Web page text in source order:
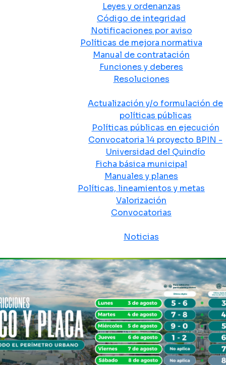
Leyes y ordenanzas
Código de integridad
Notificaciones por aviso
Políticas de mejora normativa
Manual de contratación
Funciones y deberes
Resoluciones
Actualización y/o formulación de
políticas públicas
Políticas públicas en ejecución
Convocatoria 14 proyecto BPIN -
Universidad del Quindío
Ficha básica municipal
Manuales y planes
Políticas, lineamientos y metas
Valorización
Convocatorias
Noticias